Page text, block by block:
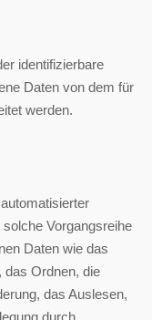
identifizierbare
Daten von dem für
werden.
Vorgangsreihe
Daten wie das
das Ordnen, die
das Auslesen,